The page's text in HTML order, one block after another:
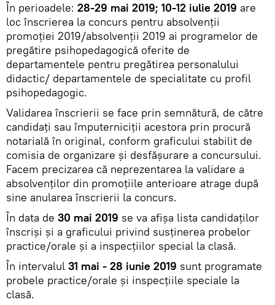
În perioadele: 28-29 mai 2019; 10-12 iulie 2019 are
loc înscrierea la concurs pentru absolvenții
promoției 2019/absolvenţii 2019 ai programelor de
pregătire psihopedagogică oferite de
departamentele pentru pregătirea personalului
didactic/ departamentele de specialitate cu profil
psihopedagogic.
Validarea înscrierii se face prin semnătură, de către
candidați sau împuterniciții acestora prin procură
notarială în original, conform graficului stabilit de
comisia de organizare și desfășurare a concursului.
Facem precizarea că neprezentarea la validare a
absolvenţilor din promoțiile anterioare atrage după
sine anularea înscrierii la concurs.
În data de 30 mai 2019 se va afișa lista candidaților
înscriși și a graficului privind susținerea probelor
practice/orale și a inspecțiilor special la clasă.
În intervalul 31 mai - 28 iunie 2019 sunt programate
probele practice/orale și inspecțiile speciale la
clasă.